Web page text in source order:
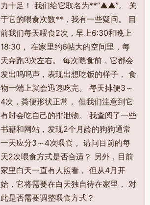
力十足！ 我们给它取名为**“▲▲”。 关
于它的喂食次数**，我有一些疑问。 目
前我们每天喂食2次，早上6:30和晚上
18:30， 在家里约6帖大的空间里，每
天奔跑3次左右。 每次喂食前，它都会
发出呜呜声，表现出想吃饭的样子， 食
物一端上就会迅速吃完。 每天排便3～
4次，粪便形状正常， 但我们注意到它
有时会吃自己的排泄物。 我查阅了一些
书籍和网站，发现2个月龄的狗狗通常
一天应分3～4次喂食， 请问目前的每
天2次喂食方式是否合适？ 另外，目前
家里白天一直有人照看， 但从4月开
始，它将需要在白天独自待在家里， 对
此是否需要调整喂食方式？